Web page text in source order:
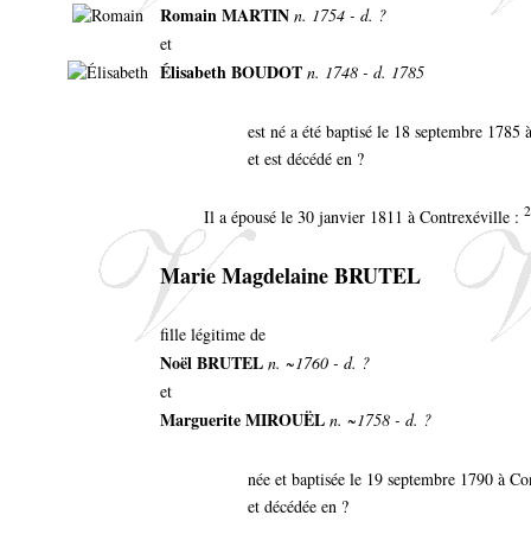
Romain MARTIN n. 1754 - d. ?
et
Élisabeth BOUDOT n. 1748 - d. 1785
est né a été baptisé le 18 septembre
et est décédé en ?
Il a épousé le 30 janvier 1811 à Contrexéville : 2
Marie Magdelaine BRUTEL
fille légitime de
Noël BRUTEL n. ~1760 - d. ?
et
Marguerite MIROUËL n. ~1758 - d. ?
née et baptisée le 19 septembre 1790 à
et décédée en ?